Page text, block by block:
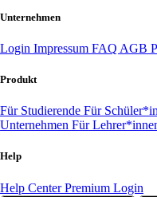
Unternehmen
Login Impressum FAQ AGB
Produkt
Für Studierende Für
Unternehmen Für
Help
Help CenterPremium Login